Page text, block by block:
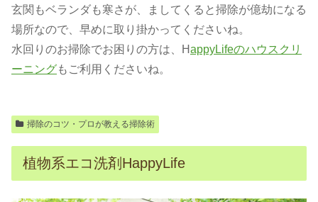
玄関もベランダも寒さが、ましてくると掃除が億劫になる
場所なので、早めに取り掛かってくださいね。
水回りのお掃除でお困りの方は、HappyLifeのハウスクリ
ーニングもご利用くださいね。
掃除のコツ・プロが教える掃除術
植物系エコ洗剤HappyLife